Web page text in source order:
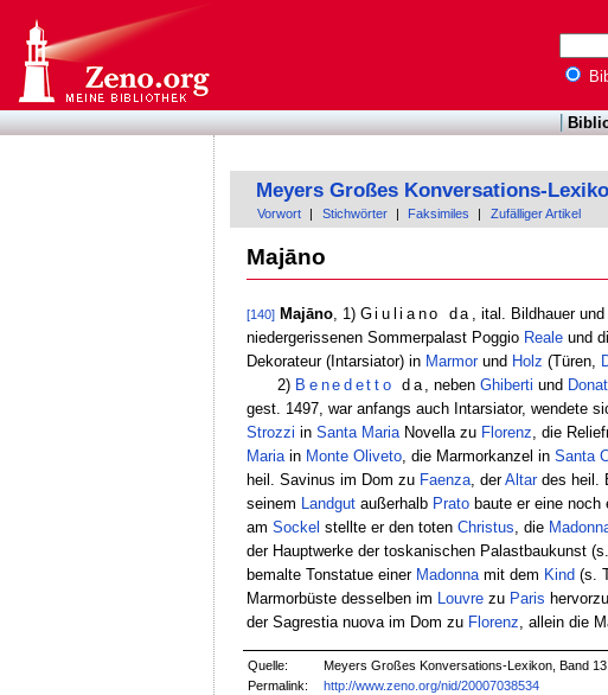
Meyers Großes Konversations-
Vorwort Stichwörter Faksimiles Zufälliger Artikel
Majāno
[140] Majāno, 1) Giuliano da , ital. Bildhauer und
niedergerissenen Sommerpalast Poggio Realeund
Dekorateur (Intarsiator) in Marmorund Holz (Türen,
2) Benedetto da , nebenGhiberti und
gest. 1497, war anfangs auch Intarsiator, wendete
Strozzi in Santa MariaNovella zu Florenz , die
Mariain Monte Oliveto, die Marmorkanzel in Santa
heil. Savinus im Dom zu Faenza, derAltardes heil.
seinem
Landgutaußerhalb Pratobaute er eine noch
am Sockel stellte er den toten Christus , die
der Hauptwerke der toskanischen Palastbaukunst
bemalte Tonstatue einer Madonnamit dem Kind (s.
Marmorbüste desselben im
Louvrezu Paris
der Sagrestia nuova im Dom zu Florenz , allein die
Quelle:
Meyers Großes Konversations-Lexikon, Band
Permalink:
http://www.zeno.org/nid/20007038534